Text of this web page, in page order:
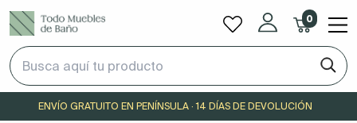
0
ENVÍO GRATUITO EN PENÍNSULA · 14 DÍAS DE DEVOLUCIÓN